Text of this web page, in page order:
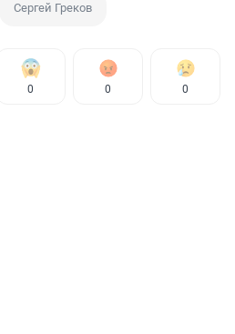
Сергей Греков
0 0 0